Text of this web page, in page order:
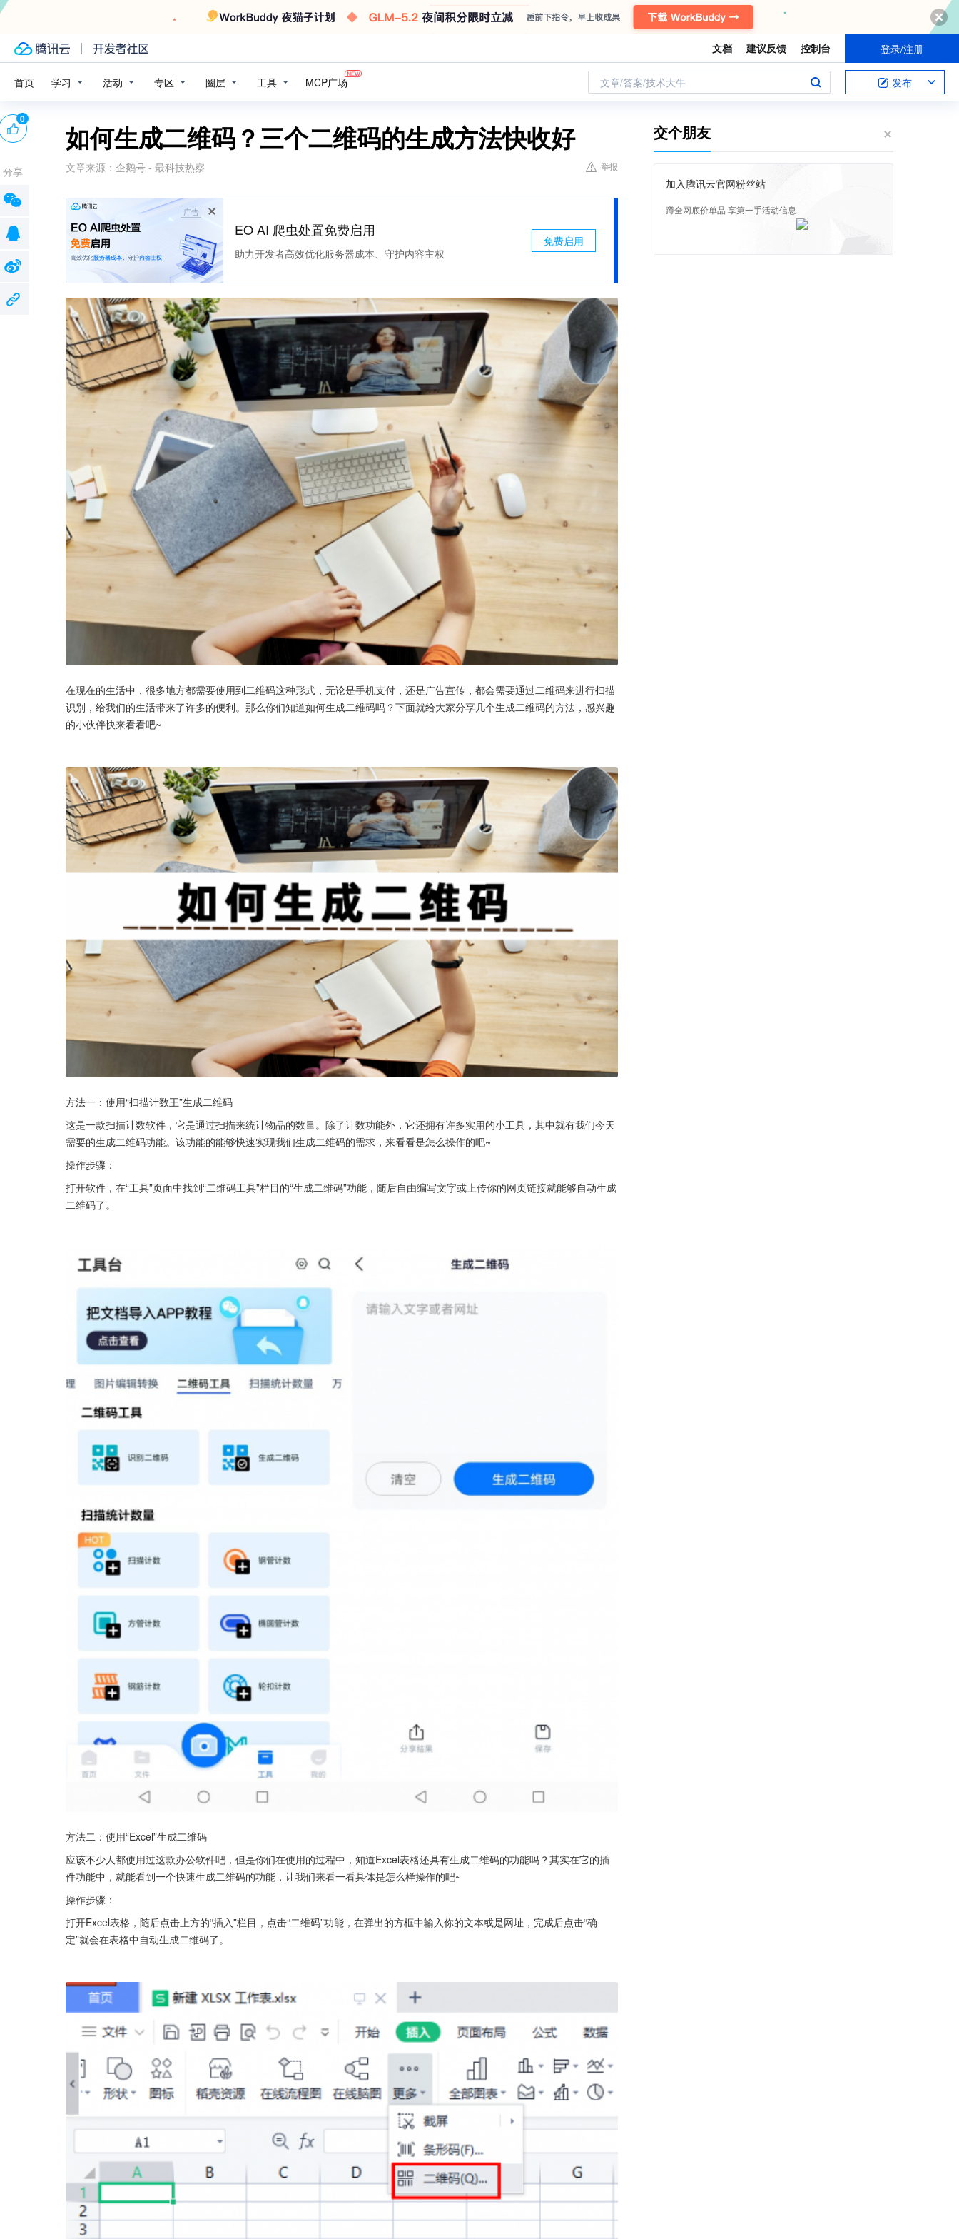
文档 建议反馈 控制台 登录/注册
首页 学习 活动 专区 圈层 工具 MCP广场 文章/答案/技术大牛 发布
如何生成二维码？三个二维码的生成方法快收好
文章来源： 企鹅号 - 最科技热察 举报
广告
EO AI 爬虫处置免费启用
助力开发者高效优化服务器成本、守护内容主权
免费启用
在现在的生活中，很多地方都需要使用到二维码这种形式，无论是手机支付，还是广告宣传，都会需要通过二维码来进行扫描
识别，给我们的生活带来了许多的便利。那么你们知道如何生成二维码吗？下面就给大家分享几个生成二维码的方法，感兴趣
的小伙伴快来看看吧~
方法一：使用“扫描计数王”生成二维码
这是一款扫描计数软件，它是通过扫描来统计物品的数量。除了计数功能外，它还拥有许多实用的小工具，其中就有我们今天
需要的生成二维码功能。该功能的能够快速实现我们生成二维码的需求，来看看是怎么操作的吧~
操作步骤：
打开软件，在“工具”页面中找到“二维码工具”栏目的“生成二维码”功能，随后自由编写文字或上传你的网页链接就能够自动生成
二维码了。
方法二：使用“Excel”生成二维码
应该不少人都使用过这款办公软件吧，但是你们在使用的过程中，知道Excel表格还具有生成二维码的功能吗？其实在它的插
件功能中，就能看到一个快速生成二维码的功能，让我们来看一看具体是怎么样操作的吧~
操作步骤：
打开Excel表格，随后点击上方的“插入”栏目，点击“二维码”功能，在弹出的方框中输入你的文本或是网址，完成后点击“确
定”就会在表格中自动生成二维码了。
0
分享
交个朋友
加入腾讯云官网粉丝站
蹲全网底价单品 享第一手活动信息